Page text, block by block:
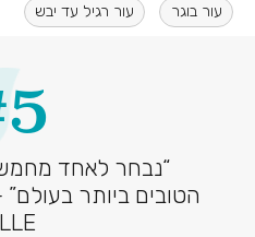
עור בוגר עור רגיל עד יבש
“נבחר לאחד
הטובים ביותר